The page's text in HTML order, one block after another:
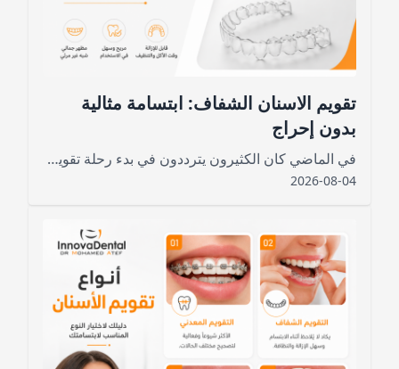
تقويم الاسنان الشفاف: ابتسامة مثالية
بدون إحراج
في الماضي كان الكثيرون يترددون في بدء رحلة تقويم الأسنان خوفًا من المظهر اللافت للأسلاك المعدنية
2026-08-04